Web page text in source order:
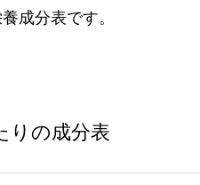
成分表です。
りの成分表